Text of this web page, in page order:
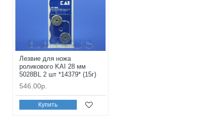
Лезвие для ножа
роликового KAI 28 мм
5028BL 2 шт *14379* (15г)
546.00р.
Купить